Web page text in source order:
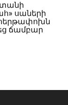
սաների
ճամբար